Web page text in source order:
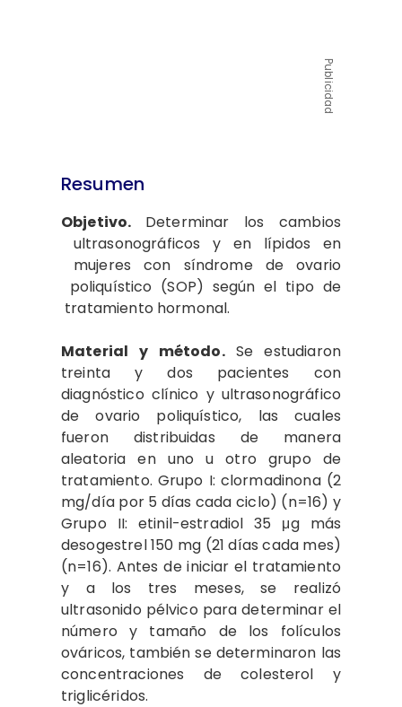
Publicidad
Resumen
Objetivo. Determinar los cambios​
ultrasonográficos y en lípidos en​
mujeres con síndrome de ovario​
poliquístico (SOP) según el tipo de​
tratamiento hormonal.
Material y​ método. Se estudiaron
treinta y dos​ pacientes con
diagnóstico clínico y​ ultrasonográfico
de ovario poliquístico,​ las cuales
fueron distribuidas​ de manera
aleatoria en uno u otro​ grupo de
tratamiento. Grupo ​I: clormadinona​ (2
mg/día por 5 días cada​ ciclo) (n=16) y
Grupo ​II: etinil-estradiol​ 35 μg más
desogestrel 150​ mg (21 días cada mes)
(n=16). Antes​ de iniciar el tratamiento
y a los​ tres meses, se realizó
ultrasonido​ pélvico para determinar el
número​ y tamaño de los folículos​
ováricos,​ también se determinaron las
concentraciones​ de colesterol y
triglicéridos.